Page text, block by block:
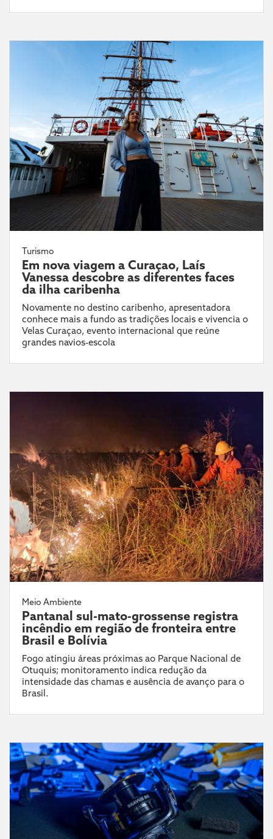
Turismo
Em nova viagem a Curaçao, Laís
Vanessa descobre as diferentes faces
da ilha caribenha
Novamente no destino caribenho, apresentadora
conhece mais a fundo as tradições locais e vivencia o
Velas Curaçao, evento internacional que reúne
grandes navios-escola
Meio Ambiente
Pantanal sul-mato-grossense registra
incêndio em região de fronteira entre
Brasil e Bolívia
Fogo atingiu áreas próximas ao Parque Nacional de
Otuquis; monitoramento indica redução da
intensidade das chamas e ausência de avanço para o
Brasil.